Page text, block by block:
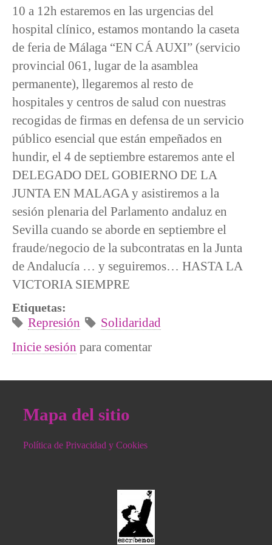
10 a 12h estaremos en las urgencias del
hospital clínico, estamos montando la caseta
de feria de Málaga “EN CÁ AUXI” (servicio
provincial 061, lugar de la asamblea
permanente), llegaremos al resto de
hospitales y centros de salud con nuestras
recogidas de firmas en defensa de un servicio
público esencial que están empeñados en
hundir, el 4 de septiembre estaremos ante el
DELEGADO DEL GOBIERNO DE LA
JUNTA EN MALAGA y asistiremos a la
sesión plenaria del Parlamento andaluz en
Sevilla cuando se aborde en septiembre el
fraude/negocio de la subcontratas en la Junta
de Andalucía … y seguiremos… HASTA LA
VICTORIA SIEMPRE
Etiquetas:
Represión
Solidaridad
Inicie sesión para comentar
Mapa del sitio
Política de Privacidad y Cookies